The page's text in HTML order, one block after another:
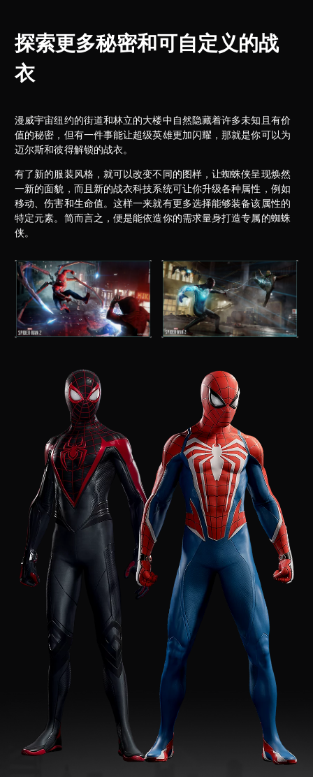
探索更多秘密和可自定义的战
衣
漫威宇宙纽约的街道和林立的大楼中自然隐藏着许多未知且有价
值的秘密，但有一件事能让超级英雄更加闪耀，那就是你可以为
迈尔斯和彼得解锁的战衣。
有了新的服装风格，就可以改变不同的图样，让蜘蛛侠呈现焕然
一新的面貌，而且新的战衣科技系统可让你升级各种属性，例如
移动、伤害和生命值。这样一来就有更多选择能够装备该属性的
特定元素。简而言之，便是能依造你的需求量身打造专属的蜘蛛
侠。